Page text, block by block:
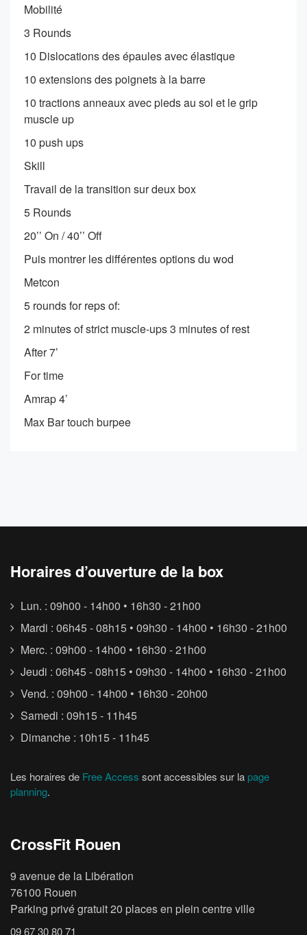
Mobilité
3 Rounds
10 Dislocations des épaules avec élastique
10 extensions des poignets à la barre
10 tractions anneaux avec pieds au sol et le grip
muscle up
10 push ups
Skill
Travail de la transition sur deux box
5 Rounds
20’’ On / 40’’ Off
Puis montrer les différentes options du wod
Metcon
5 rounds for reps of:
2 minutes of strict muscle-ups 3 minutes of rest
After 7’
For time
Amrap 4’
Max Bar touch burpee
Horaires d’ouverture de la box
Lun. : 09h00 - 14h00 • 16h30 - 21h00
Mardi : 06h45 - 08h15 • 09h30 - 14h00 • 16h30 - 21h00
Merc. : 09h00 - 14h00 • 16h30 - 21h00
Jeudi : 06h45 - 08h15 • 09h30 - 14h00 • 16h30 - 21h00
Vend. : 09h00 - 14h00 • 16h30 - 20h00
Samedi : 09h15 - 11h45
Dimanche : 10h15 - 11h45
Les horaires de Free Access sont accessibles sur la page
planning.
CrossFit Rouen
9 avenue de la Libération
76100 Rouen
Parking privé gratuit 20 places en plein centre ville
09 67 30 80 71